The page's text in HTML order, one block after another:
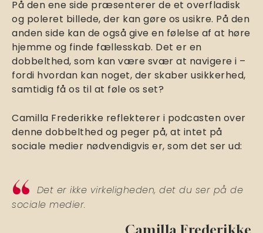
På den ene side præsenterer de et overfladisk
og poleret billede, der kan gøre os usikre. På den
anden side kan de også give en følelse af at høre
hjemme og finde fællesskab. Det er en
dobbelthed, som kan være svær at navigere i –
fordi hvordan kan noget, der skaber usikkerhed,
samtidig få os til at føle os set?
Camilla Frederikke reflekterer i podcasten over
denne dobbelthed og peger på, at intet på
sociale medier nødvendigvis er, som det ser ud:
Det er ikke virkeligheden, det du ser på de
sociale medier.